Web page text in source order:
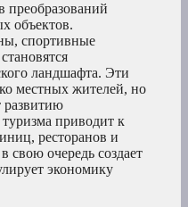
преобразований
объектов.
спортивные
ландшафта. Эти
местных жителей, но
развитию
туризма приводит к
ресторанов и
свою очередь создает
экономику